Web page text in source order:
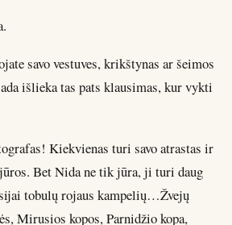
savo vestuves, krikštynas ar šeimos
išlieka tas pats klausimas, kur vykti
Kiekvienas turi savo atrastas ir
Bet Nida ne tik jūra, ji turi daug
tobulų rojaus kampelių…Žvejų
Mirusios kopos, Parnidžio kopa,